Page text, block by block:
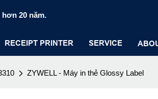
20 năm.
RECEIPT PRINTER SERVICE
ZYWELL - Máy in thẻ Glossy Label